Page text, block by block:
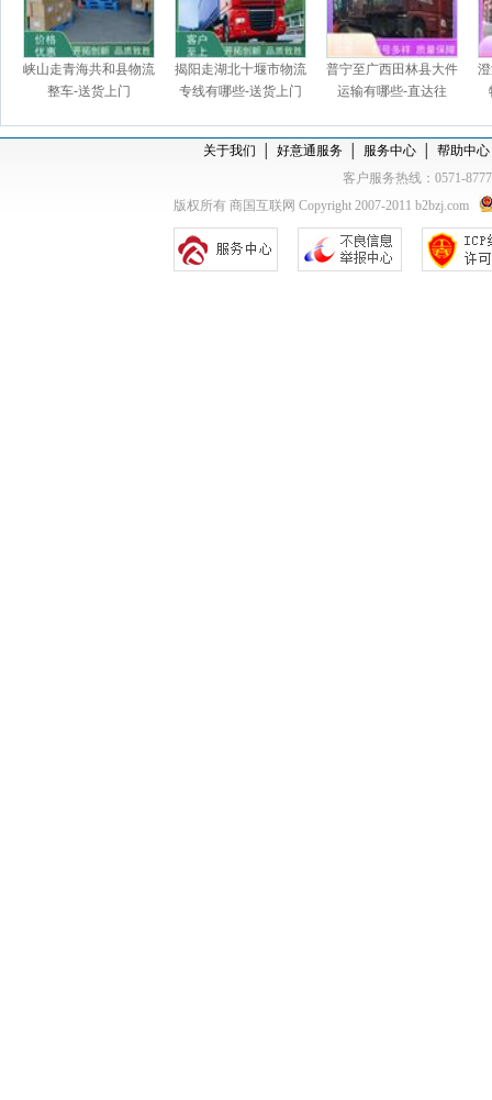
峡山走青海共和县物流
整车-送货上门
揭阳走湖北十堰市物流
专线有哪些-送货上门
普宁至广西田林县大件
运输有哪些-直达往
关于我们 好意通服务 服务中心
帮助中心
客户服务热线：0571-
版权所有 商国互联网 Copyright 2007-2011 b2bzj.com